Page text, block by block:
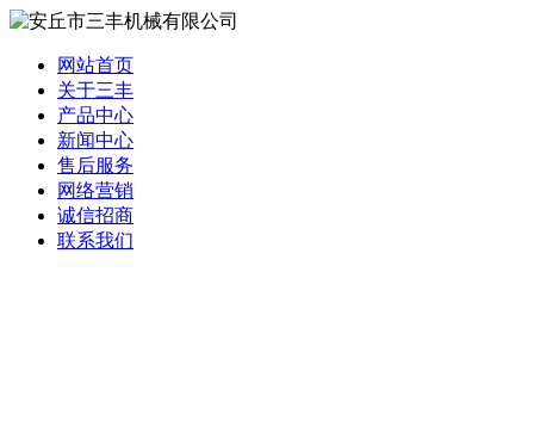
网站首页
关于三丰
产品中心
新闻中心
售后服务
网络营销
诚信招商
联系我们